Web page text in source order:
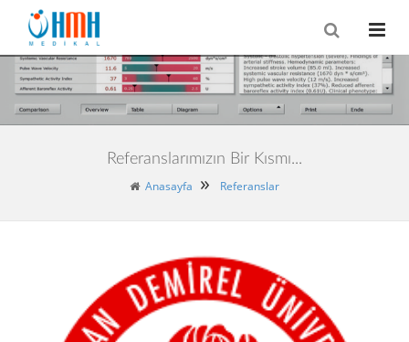
Referanslarımızın Bir Kısmı...
Anasayfa Referanslar